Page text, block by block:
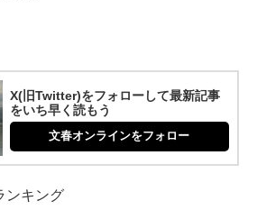
X(旧Twitter)をフォローして最新記事
をいち早く読もう
文春オンラインをフォロー
ンキング